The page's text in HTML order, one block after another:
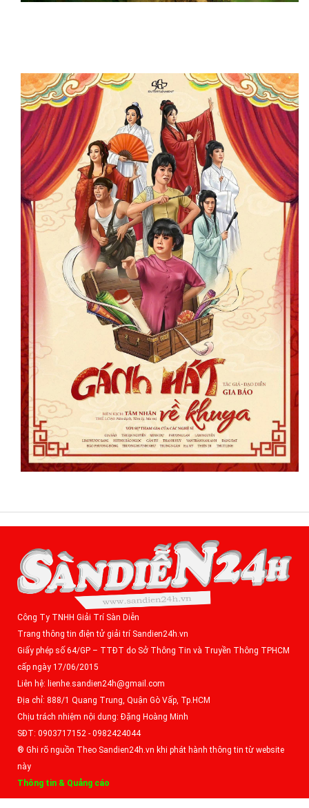
Công Ty TNHH Giải Trí Sàn Diễn
Trang thông tin điện tử giải trí Sandien24h.vn
Giấy phép số 64/GP – TTĐT do Sở Thông Tin và Truyền Thông TPHCM
cấp ngày 17/06/2015
Liên hệ: lienhe.sandien24h@gmail.com
Địa chỉ: 888/1 Quang Trung, Quận Gò Vấp, Tp.HCM
Chịu trách nhiệm nội dung: Đặng Hoàng Minh
SĐT: 0903717152 - 0982424044
® Ghi rõ nguồn Theo Sandien24h.vn khi phát hành thông tin từ website
này
Thông tin & Quảng cáo